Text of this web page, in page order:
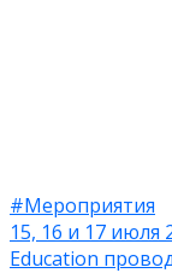
#Мероприятия
15, 16 и 17 июля
Education